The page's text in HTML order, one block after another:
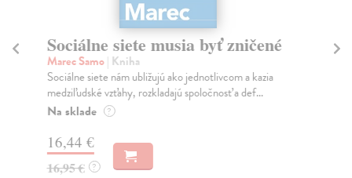
Sociálne siete musia byť zničené
Marec Samo| Kniha
Sociálne siete nám ubližujú ako jednotlivcom a kazia
medziľudské vzťahy, rozkladajú spoločnosť a def...
Na sklade ?
16,44 €
16,95 € ?